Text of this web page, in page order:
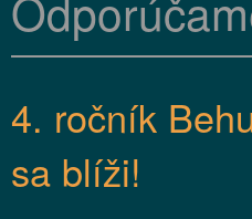
4. ročník
sa blíži!